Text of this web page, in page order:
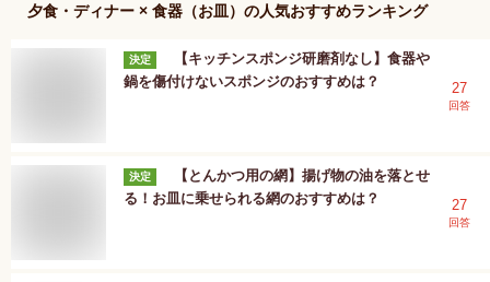
夕食・ディナー × 食器（お皿） の人気おすすめランキング
決定
【キッチンスポンジ研磨剤なし】食器や
鍋を傷付けないスポンジのおすすめは？
27
回答
決定
【とんかつ用の網】揚げ物の油を落とせ
る！お皿に乗せられる網のおすすめは？
27
回答